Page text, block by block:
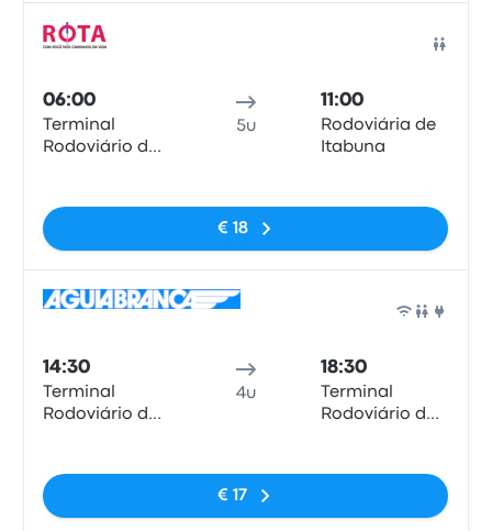
06:00
Terminal
Rodoviário de
5u
11:00
Rodoviária de
Itabuna
€ 18
14:30
Terminal
Rodoviário de
4u
18:30
Terminal
Rodoviário de
€ 17